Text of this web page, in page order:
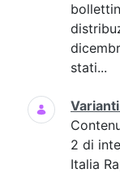
stati...
2 di
Italia